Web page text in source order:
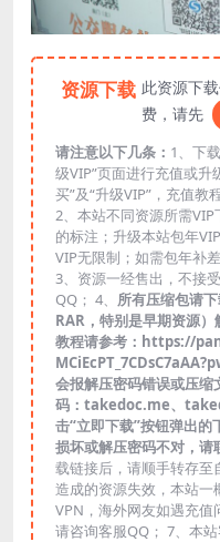
资源下载 此资源下
费，请先
请注意以下几条： 1、下
级VIP”页面进行充值或升
买”及“升级VIP”，充值教
2、本站不同资源所需
的标注；升级本站包年
VIP无限制；如需包年补
3、资源一经售出，不接
QQ； 4、 所有压缩包请
RAR，特别是早期资源
教程请参考：https://
会报解压密码错误或压
码：takedoc.me、
击“立即下载”按钮弹出
损坏或解压密码不对，请
载链接后，请顺手转存
造成的资源失效，本站一
VPN，海外网友如遇充值
请咨询客服QQ； 7、本